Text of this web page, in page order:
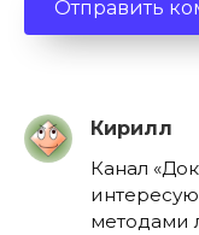
Кирилл
Канал
методами